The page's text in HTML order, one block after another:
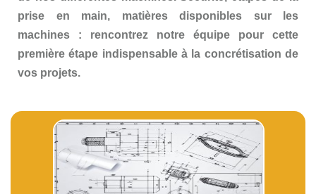
prise en main, matières disponibles sur les
machines : rencontrez notre équipe pour cette
première étape indispensable à la concrétisation de
vos projets.